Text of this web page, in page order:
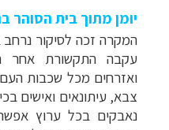
יומן מתוך בית הסוהר
המקרה זכה לסיקור
עקבה התקשורת אחר
ואזרחים מכל שכבות
צבא, עיתונאים ואישים
נאבקים בכל ערוץ